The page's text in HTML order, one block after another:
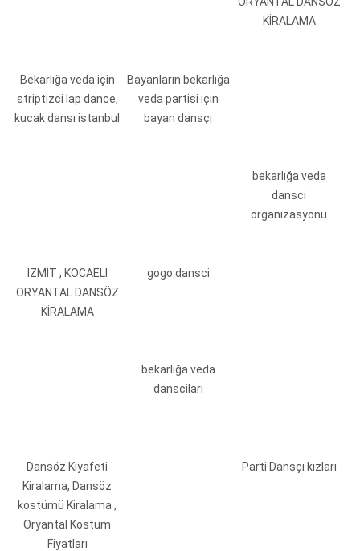
Bekarlığa veda için
striptizci lap dance,
kucak dansı istanbul
Bayanların bekarlığa
veda partisi için
bayan dansçı
KİRALAMA
İZMİT , KOCAELİ
ORYANTAL DANSÖZ
KİRALAMA
gogo dansci
bekarlığa veda
dansci
organizasyonu
Dansöz Kıyafeti
Kiralama, Dansöz
kostümü Kiralama ,
Oryantal Kostüm
Fiyatları
bekarlığa veda
dansciları
Parti Dansçı kızları